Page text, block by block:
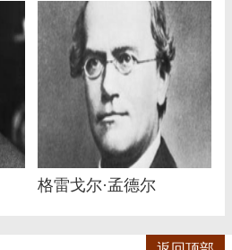
格雷戈尔·孟德尔